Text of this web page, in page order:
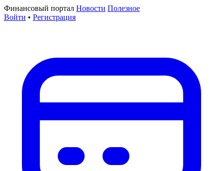
Финансовый портал Новости Полезное
Войти • Регистрация